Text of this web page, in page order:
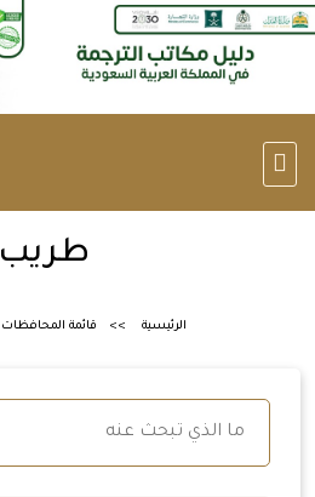
طريب
الرئيسية قائمة المحافظات